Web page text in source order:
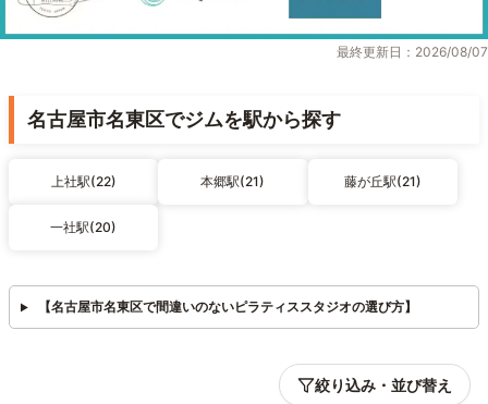
最終更新日：2026/08/07
名古屋市名東区でジムを駅から探す
上社駅(22) 本郷駅(21) 藤が丘駅(21)
一社駅(20)
【名古屋市名東区で間違いのないピラティススタジオの選び方】
絞り込み・並び替え